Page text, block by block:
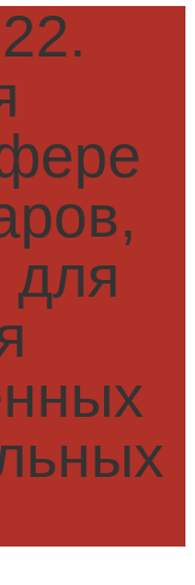
для